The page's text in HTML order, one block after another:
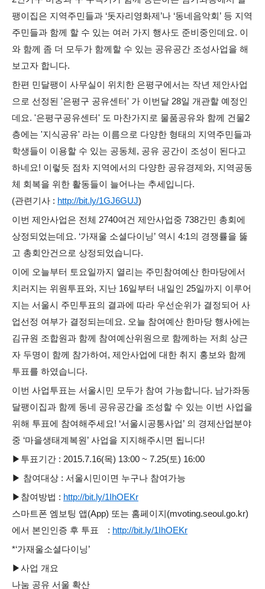
팽이집은 지역주민들과 ‘돗자리영화제’나 ‘동네음악회’ 등 지역
주민들과 함께 할 수 있는 여러 가지 행사도 준비중인데요. 이
와 함께 좀 더 모두가 함께할 수 있는 공유공간 조성사업을 해
보고자 합니다.
한편 민달팽이 사무실이 위치한 은평구에서는 작년 제안사업
으로 선정된 '은평구 공유센터' 가 이번달 28일 개관할 예정인
데요. '은평구공유센터' 도 마찬가지로 물품공유와 함께 건물2
층에는 '지식공유' 라는 이름으로 다양한 형태의 지역주민들과
학생들이 이용할 수 있는 공동체, 공유 공간이 조성이 된다고
하네요! 이렇듯 점차 지역에서의 다양한 공유경제와, 지역공동
체 회복을 위한 활동들이 늘어나는 추세입니다.
(관련기사 : http://bit.ly/1GJ6GUJ)
이번 제안사업은 전체 2740여건 제안사업중 738간민 총회에
상정되었는데요. ‘가재울 소셜다이닝’ 역시 4:1의 경쟁률을 뚫
고 총회안건으로 상정되었습니다.
이에 오늘부터 토요일까지 열리는 주민참여예산 한마당에서
치러지는 위원투표와, 지난 16일부터 내일인 25일까지 이루어
지는 서울시 주민투표의 결과에 따라 우선순위가 결정되어 사
업선정 여부가 결정되는데요. 오늘 참여예산 한마당 행사에는
김규원 조합원과 함께 참여예산위원으로 함께하는 저희 상근
자 두명이 함께 참가하여, 제안사업에 대한 취지 홍보와 함께
투표를 하였습니다.
이번 사업투표는 서울시민 모두가 참여 가능합니다. 남가좌동
달팽이집과 함께 동네 공유공간을 조성할 수 있는 이번 사업을
위해 투표에 참여해주세요! ‘서울시공통사업’ 의 경제산업분야
중 ‘마을생태계복원’ 사업을 지지해주시면 됩니다!
▶투표기간 : 2015.7.16(목) 13:00 ~ 7.25(토) 16:00
▶ 참여대상 : 서울시민이면 누구나 참여가능
▶참여방법 : http://bit.ly/1IhOEKr
스마트폰 엠보팅 앱(App) 또는 홈페이지(mvoting.seoul.go.kr)
에서 본인인증 후 투표 : http://bit.ly/1IhOEKr
*‘가재울소셜다이닝’
▶사업 개요
나눔 공유 서울 확산